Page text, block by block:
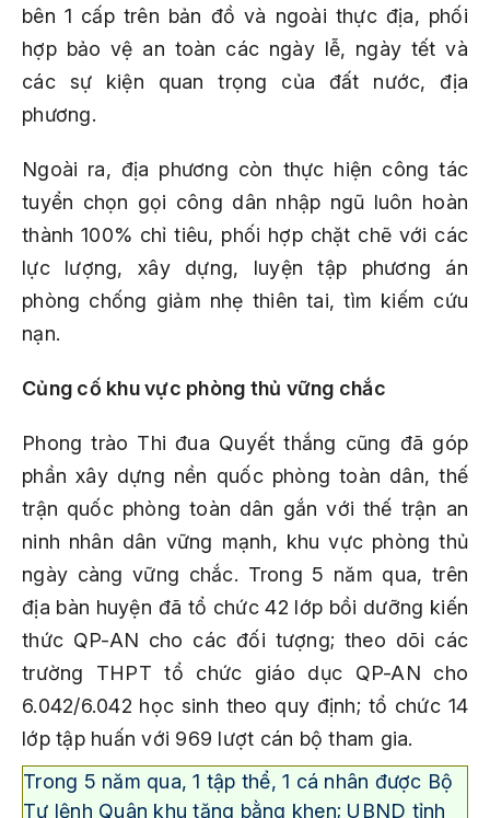
bên 1 cấp trên bản đồ và ngoài thực địa, phối
hợp bảo vệ an toàn các ngày lễ, ngày tết và
các sự kiện quan trọng của đất nước, địa
phương.
Ngoài ra, địa phương còn thực hiện công tác
tuyển chọn gọi công dân nhập ngũ luôn hoàn
thành 100% chỉ tiêu, phối hợp chặt chẽ với các
lực lượng, xây dựng, luyện tập phương án
phòng chống giảm nhẹ thiên tai, tìm kiếm cứu
nạn.
Củng cố khu vực phòng thủ vững chắc
Phong trào Thi đua Quyết thắng cũng đã góp
phần xây dựng nền quốc phòng toàn dân, thế
trận quốc phòng toàn dân gắn với thế trận an
ninh nhân dân vững mạnh, khu vực phòng thủ
ngày càng vững chắc. Trong 5 năm qua, trên
địa bàn huyện đã tổ chức 42 lớp bồi dưỡng kiến
thức QP-AN cho các đối tượng; theo dõi các
trường THPT tổ chức giáo dục QP-AN cho
6.042/6.042 học sinh theo quy định; tổ chức 14
lớp tập huấn với 969 lượt cán bộ tham gia.
Trong 5 năm qua, 1 tập thể, 1 cá nhân được Bộ
Tư lệnh Quân khu tặng bằng khen; UBND tỉnh